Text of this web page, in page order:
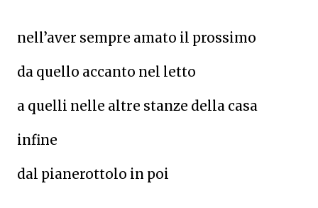
nell’aver sempre amato il prossimo
da quello accanto nel letto
a quelli nelle altre stanze della casa
infine
dal pianerottolo in poi